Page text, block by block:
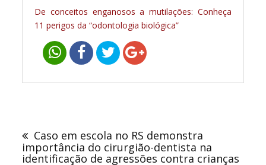
De conceitos enganosos a mutilações: Conheça
11 perigos da “odontologia biológica”
PostCaso em escola no RS demonstra
importância do cirurgião-dentista na
identificação de agressões contra crianças